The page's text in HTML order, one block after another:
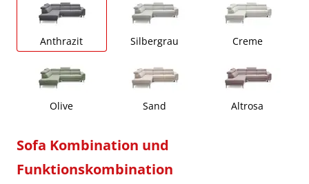
Anthrazit Silbergrau Creme
Olive Sand Altrosa
Sofa Kombination und
Funktionskombination